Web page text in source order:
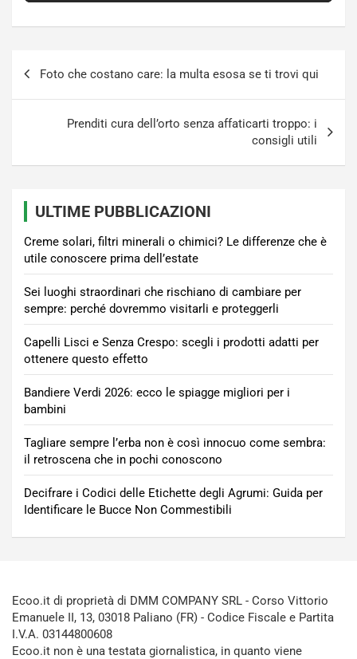
Foto che costano care: la multa esosa se ti trovi qui
Prenditi cura dell’orto senza affaticarti troppo: i
consigli utili
ULTIME PUBBLICAZIONI
Creme solari, filtri minerali o chimici? Le differenze che è
utile conoscere prima dell’estate
Sei luoghi straordinari che rischiano di cambiare per
sempre: perché dovremmo visitarli e proteggerli
Capelli Lisci e Senza Crespo: scegli i prodotti adatti per
ottenere questo effetto
Bandiere Verdi 2026: ecco le spiagge migliori per i
bambini
Tagliare sempre l’erba non è così innocuo come sembra:
il retroscena che in pochi conoscono
Decifrare i Codici delle Etichette degli Agrumi: Guida per
Identificare le Bucce Non Commestibili
Ecoo.it di proprietà di DMM COMPANY SRL - Corso Vittorio
Emanuele II, 13, 03018 Paliano (FR) - Codice Fiscale e Partita
I.V.A. 03144800608
Ecoo.it non è una testata giornalistica, in quanto viene